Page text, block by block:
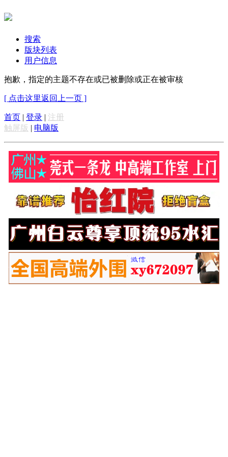
搜索
版块列表
用户信息
抱歉，指定的主题不存在或已被删除或正在被审核
[ 点击这里返回上一页 ]
首页 | 登录 | 注册
触屏版 | 电脑版